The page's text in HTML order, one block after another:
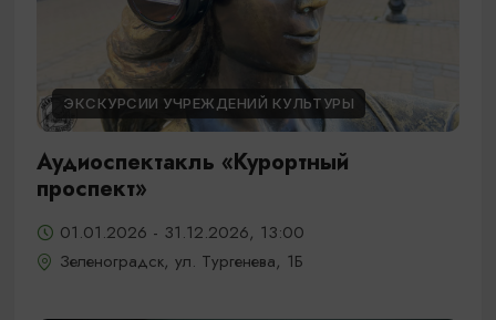
ЭКСКУРСИИ УЧРЕЖДЕНИЙ КУЛЬТУРЫ
Аудиоспектакль «Курортный
проспект»
01.01.2026 - 31.12.2026, 13:00
Зеленоградск, ул. Тургенева, 1Б